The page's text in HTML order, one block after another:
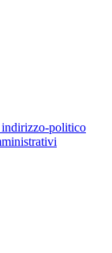
politico